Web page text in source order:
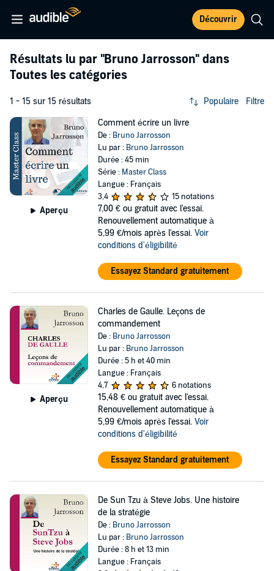
Découvrir
Résultats lu par "Bruno Jarrosson" dans
Toutes les catégories
1 - 15 sur 15 résultats Populaire Filtre
Aperçu
Comment écrire un livre
De : Bruno Jarrosson
Lu par : Bruno Jarrosson
Durée : 45 min
Série : Master Class
Langue : Français
3,4
15 notations
7,00 € ou gratuit avec l'essai.
Renouvellement automatique à
5,99 €/mois après l'essai. Voir
conditions d'éligibilité
Essayez Standard gratuitement
Aperçu
Charles de Gaulle. Leçons de
commandement
De : Bruno Jarrosson
Lu par : Bruno Jarrosson
Durée : 5 h et 40 min
Langue : Français
4,7
6 notations
15,48 € ou gratuit avec l'essai.
Renouvellement automatique à
5,99 €/mois après l'essai. Voir
conditions d'éligibilité
Essayez Standard gratuitement
De Sun Tzu à Steve Jobs. Une histoire
de la stratégie
De : Bruno Jarrosson
Lu par : Bruno Jarrosson
Durée : 8 h et 13 min
Langue : Français